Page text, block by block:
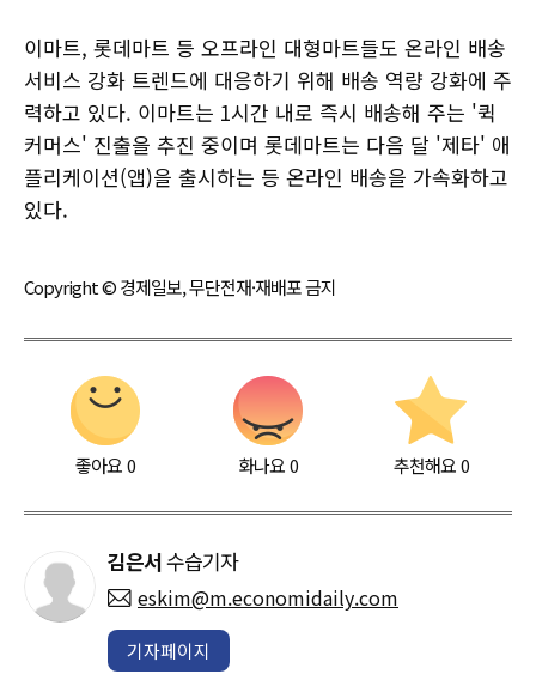
이마트, 롯데마트 등 오프라인 대형마트들도 온라인 배송
서비스 강화 트렌드에 대응하기 위해 배송 역량 강화에 주
력하고 있다. 이마트는 1시간 내로 즉시 배송해 주는 '퀵
커머스' 진출을 추진 중이며 롯데마트는 다음 달 '제타' 애
플리케이션(앱)을 출시하는 등 온라인 배송을 가속화하고
있다.
Copyright © 경제일보, 무단전재·재배포 금지
좋아요0 화나요0 추천해요 0
김은서수습기자
eskim@m.economidaily.com
기자페이지